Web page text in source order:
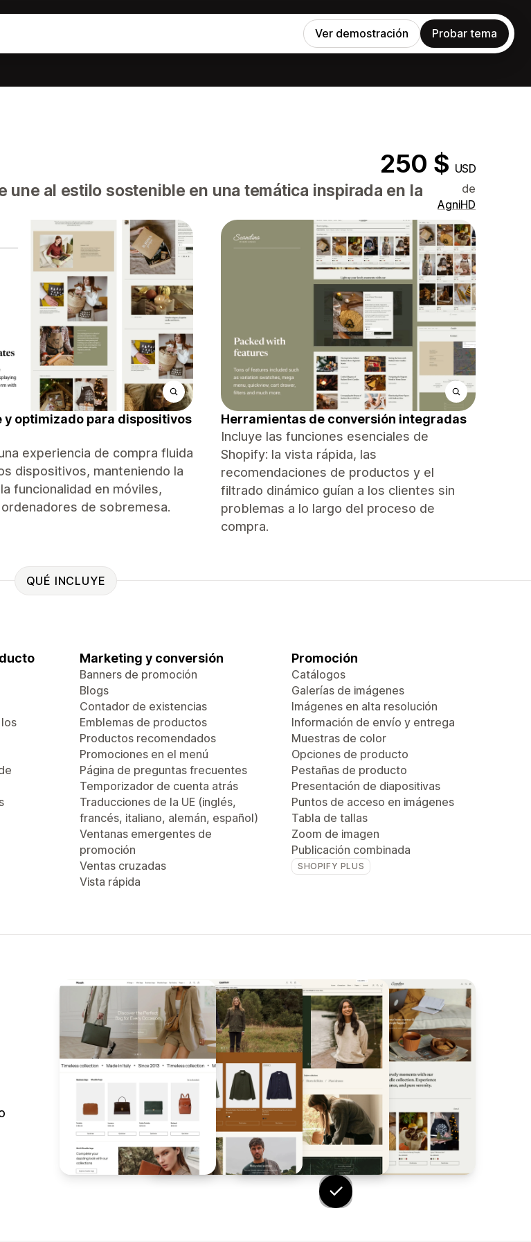
Ver demostración Probar tema
250 $ USD
une al estilo sostenible en una temática inspirada en la
de
AgniHD
y optimizado para dispositivos
experiencia de compra fluida
dispositivos, manteniendo la
funcionalidad en móviles,
de sobremesa.
Herramientas de conversión integradas
Incluye las funciones esenciales de
Shopify: la vista rápida, las
recomendaciones de productos y el
filtrado dinámico guían a los clientes sin
problemas a lo largo del proceso de
compra.
QUÉ INCLUYE
Marketing y conversión
Banners de promoción
Blogs
Contador de existencias
Emblemas de productos
Productos recomendados
Promociones en el menú
Página de preguntas frecuentes
Temporizador de cuenta atrás
Traducciones de la UE (inglés,
francés, italiano, alemán, español)
Ventanas emergentes de
promoción
Ventas cruzadas
Vista rápida
Promoción
Catálogos
Galerías de imágenes
Imágenes en alta resolución
Información de envío y entrega
Muestras de color
Opciones de producto
Pestañas de producto
Presentación de diapositivas
Puntos de acceso en imágenes
Tabla de tallas
Zoom de imagen
Publicación combinada
SHOPIFY PLUS